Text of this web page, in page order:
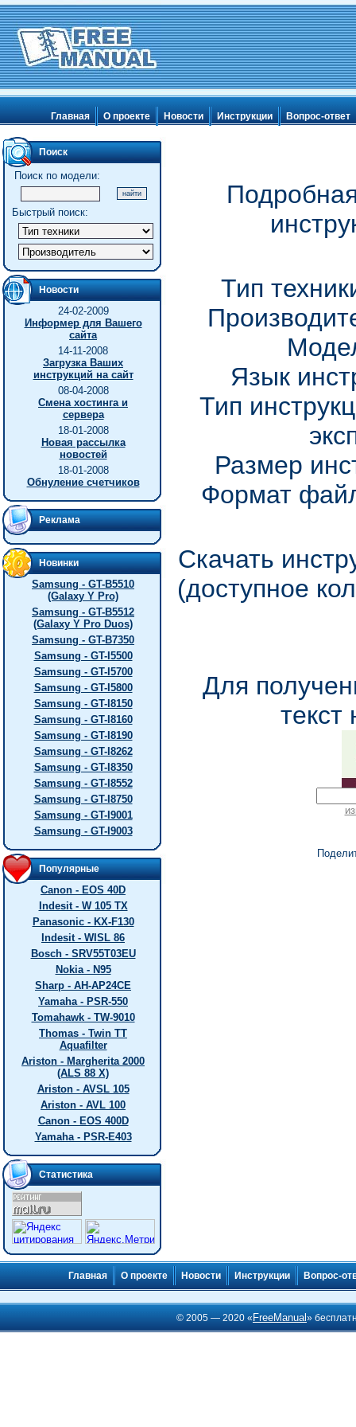
Главная О проекте Новости Инструкции Вопрос-ответ
Поиск
Поиск по модели:
Быстрый поиск:
Новости
24-02-2009
Информер для Вашего
сайта
14-11-2008
Загрузка Ваших
инструкций на сайт
08-04-2008
Смена хостинга и
сервера
18-01-2008
Новая рассылка
новостей
18-01-2008
Обнуление счетчиков
Реклама
Новинки
Samsung - GT-B5510
(Galaxy Y Pro)
Samsung - GT-B5512
(Galaxy Y Pro Duos)
Samsung - GT-B7350
Samsung - GT-I5500
Samsung - GT-I5700
Samsung - GT-I5800
Samsung - GT-I8150
Samsung - GT-I8160
Samsung - GT-I8190
Samsung - GT-I8262
Samsung - GT-I8350
Samsung - GT-I8552
Samsung - GT-I8750
Samsung - GT-I9001
Samsung - GT-I9003
Популярные
Canon - EOS 40D
Indesit - W 105 TX
Panasonic - KX-F130
Indesit - WISL 86
Bosch - SRV55T03EU
Nokia - N95
Sharp - AH-AP24CE
Yamaha - PSR-550
Tomahawk - TW-9010
Thomas - Twin TT
Aquafilter
Ariston - Margherita 2000
(ALS 88 X)
Ariston - AVSL 105
Ariston - AVL 100
Canon - EOS 400D
Yamaha - PSR-E403
Статистика
Тип
Язык
Тип
Размер
Формат
Скачать
(доступное
Для
текст
Главная О проекте Новости Инструкции Вопрос-
© 2005 — 2020 « FreeManual»